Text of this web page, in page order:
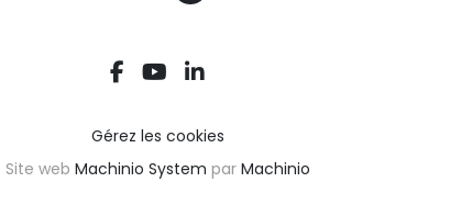
facebookyoutube
linkedin
Gérez les cookies
Site web Machinio System par Machinio